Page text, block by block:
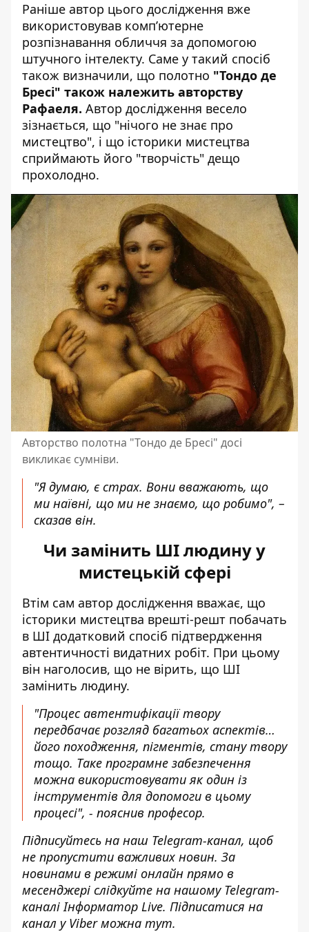
Раніше автор цього дослідження вже
використовував комп’ютерне
розпізнавання обличчя за допомогою
штучного інтелекту. Саме у такий спосіб
також визначили, що полотно "Тондо де
Бресі" також належить авторству
Рафаеля. Автор дослідження весело
зізнається, що "нічого не знає про
мистецтво", і що історики мистецтва
сприймають його "творчість" дещо
прохолодно.
Авторство полотна "Тондо де Бресі" досі
викликає сумніви.
"Я думаю, є страх. Вони вважають, що
ми наївні, що ми не знаємо, що робимо", –
сказав він.
Чи замінить ШІ людину у
мистецькій сфері
Втім сам автор дослідження вважає, що
історики мистецтва врешті-решт побачать
в ШІ додатковий спосіб підтвердження
автентичності видатних робіт. При цьому
він наголосив, що не вірить, що ШІ
замінить людину.
"Процес автентифікації твору
передбачає розгляд багатьох аспектів…
його походження, пігментів, стану твору
тощо. Таке програмне забезпечення
можна використовувати як один із
інструментів для допомоги в цьому
процесі", - пояснив професор.
Підписуйтесь на наш Telegram-канал, щоб
не пропустити важливих новин. За
новинами в режимі онлайн прямо в
месенджері слідкуйте на нашому Telegram-
каналі Інформатор Live. Підписатися на
канал у Viber можна тут.